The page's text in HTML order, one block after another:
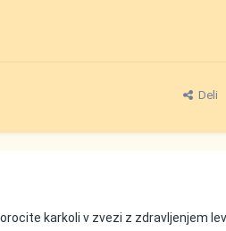
Deli
karkoli v zvezi z zdravljenjem